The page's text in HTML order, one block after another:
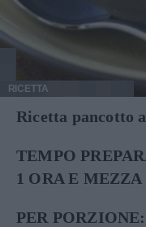
RICETTA
Ricetta pancotto
TEMPO
1 ORA E MEZZA
PER PORZIONE: